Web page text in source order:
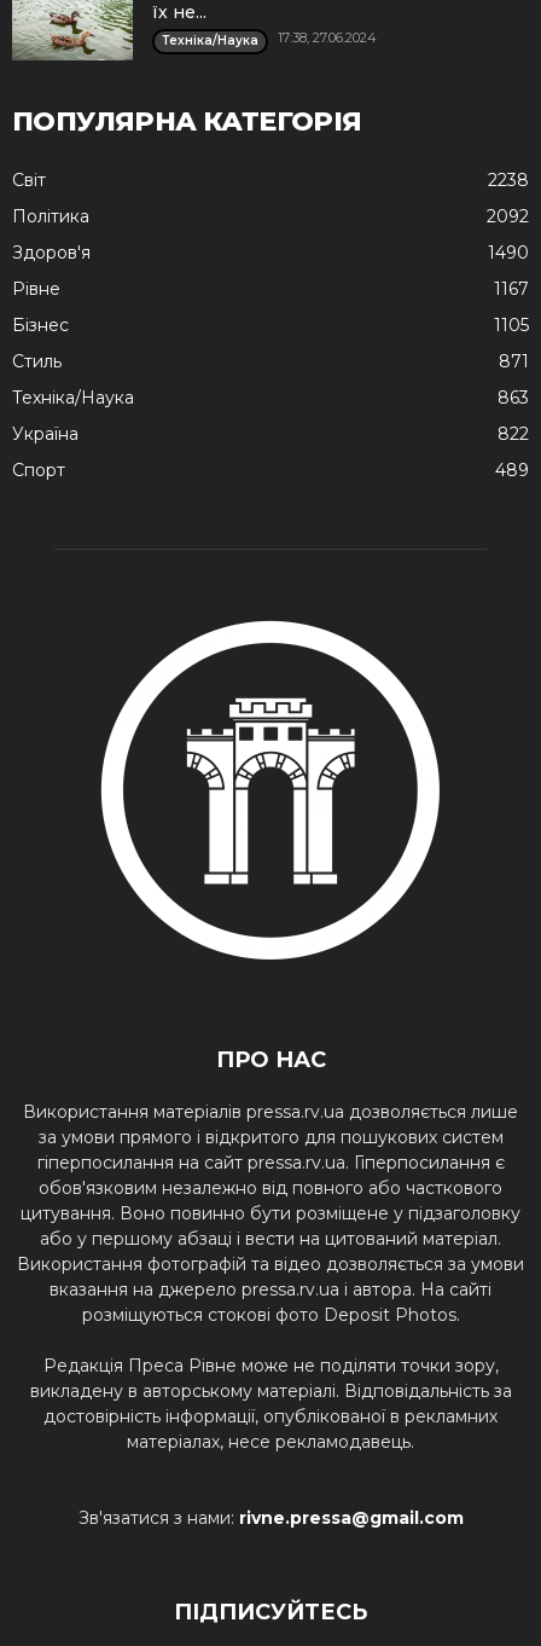
їх не...
Техніка/Наука 17:38, 27.06.2024
ПОПУЛЯРНА КАТЕГОРІЯ
Cвіт
2238
Політика
2092
Здоров'я
1490
Рівне
1167
Бізнес
1105
Стиль
871
Техніка/Наука
863
Україна
822
Спорт
489
ПРО НАС
Використання матеріалів pressa.rv.ua дозволяється лише
за умови прямого і відкритого для пошукових систем
гіперпосилання на сайт pressa.rv.ua. Гіперпосилання є
обов'язковим незалежно від повного або часткового
цитування. Воно повинно бути розміщене у підзаголовку
або у першому абзаці і вести на цитований матеріал.
Використання фотографій та відео дозволяється за умови
вказання на джерело pressa.rv.ua і автора. На сайті
розміщуються стокові фото Deposit Photos.
Редакція Преса Рівне може не поділяти точки зору,
викладену в авторському матеріалі. Відповідальність за
достовірність інформації, опублікованої в рекламних
матеріалах, несе рекламодавець.
Зв'язатися з нами: rivne.pressa@gmail.com
ПІДПИСУЙТЕСЬ